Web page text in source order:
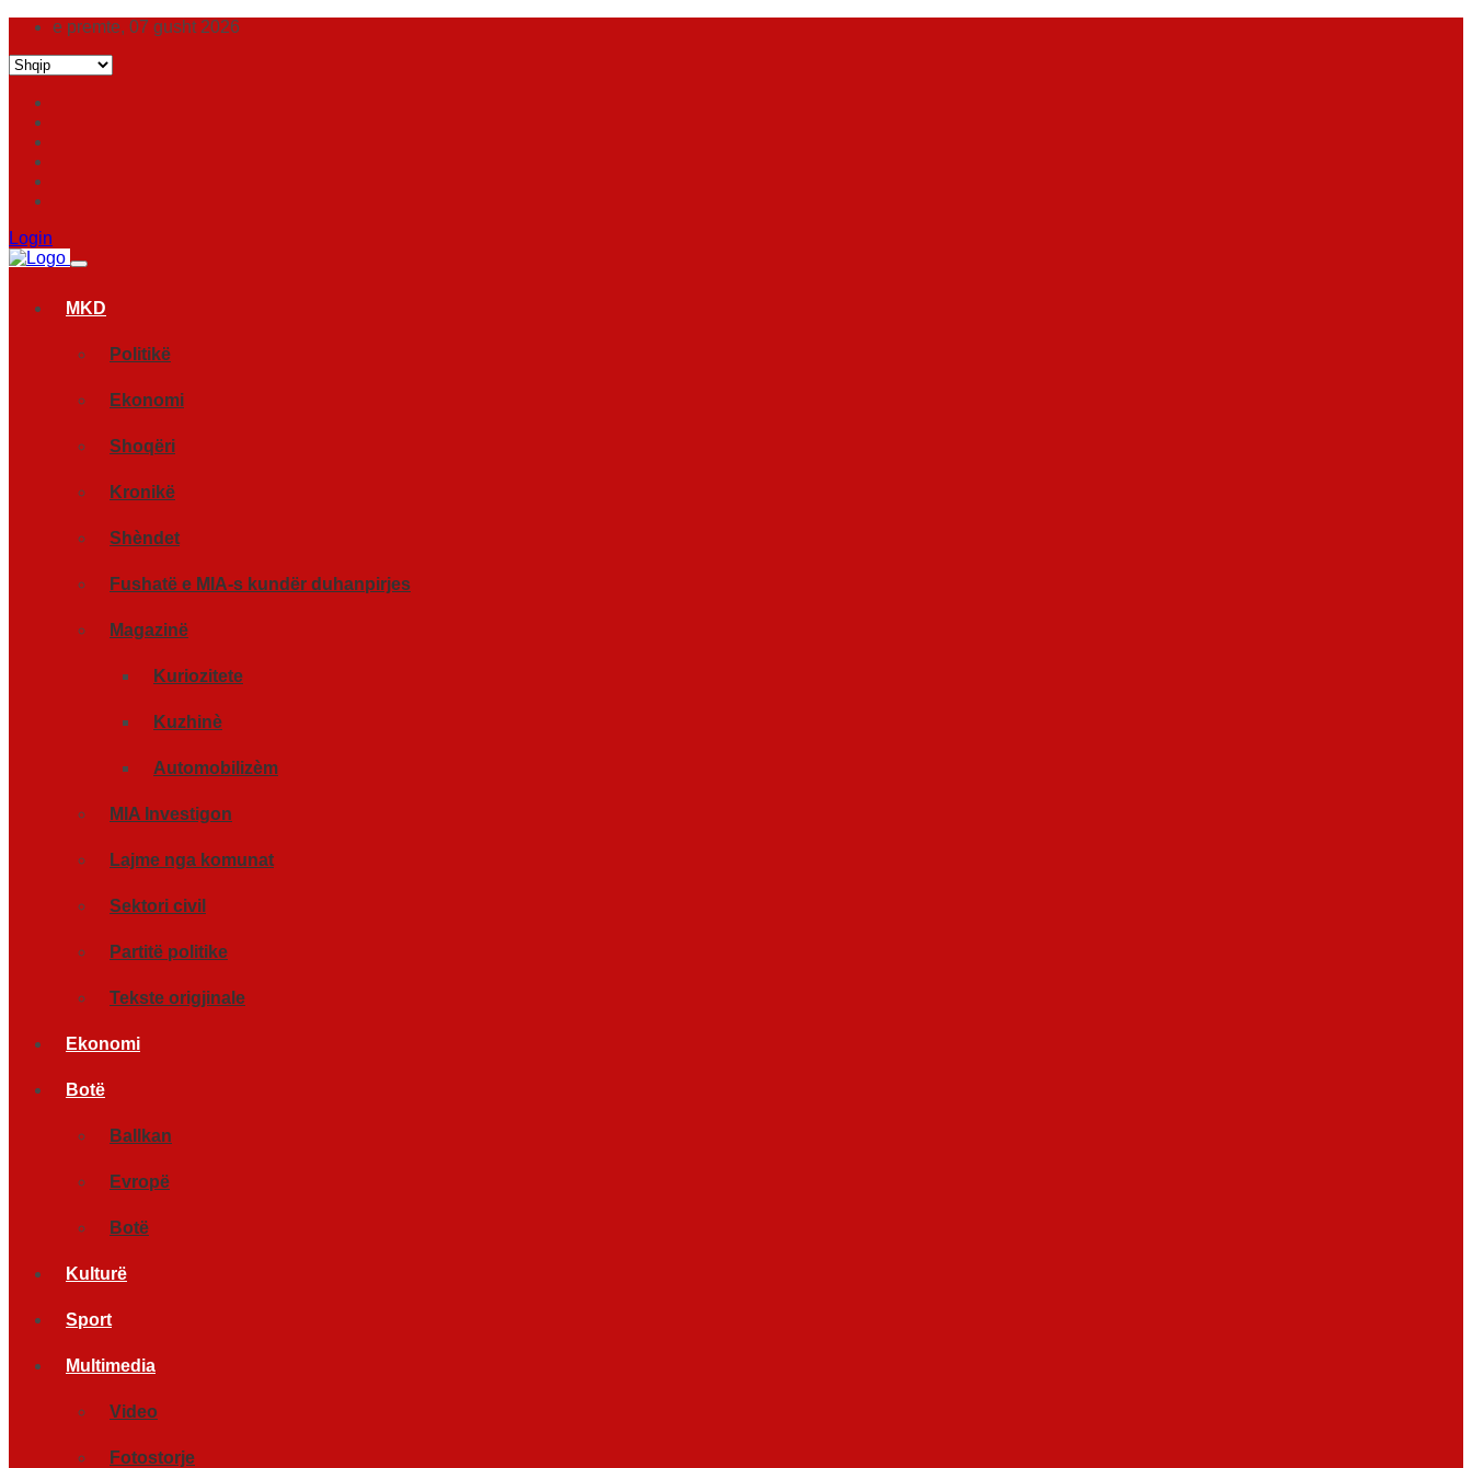
e premte, 07 gusht 2026
Login
MKD
Politikë
Ekonomi
Shoqëri
Kronikë
Shèndet
Fushatë e MIA-s kundër duhanpirjes
Magazinë
Kuriozitete
Kuzhinè
Automobilizèm
MIA Investigon
Lajme nga komunat
Sektori civil
Partitë politike
Tekste origjinale
Ekonomi
Botë
Ballkan
Evropë
Botë
Kulturë
Sport
Multimedia
Video
Fotostorje